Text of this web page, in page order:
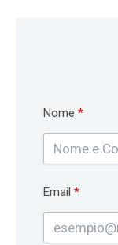
Nome
Email